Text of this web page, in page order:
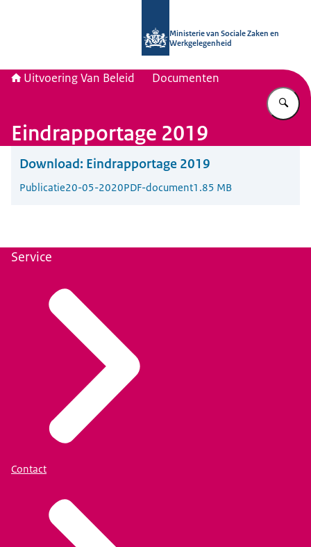
Ministerie van Sociale Zaken en
Werkgelegenheid
Uitvoering Van Beleid Documenten
Eindrapportage 2019
Download: Eindrapportage 2019
Publicatie20-05-2020PDF-document1.85 MB
Service
Contact